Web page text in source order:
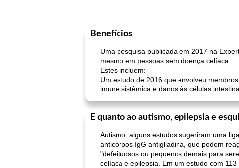
Benefícios
Uma pesquisa publicada em 2017 na
mesmo em pessoas sem doença celíaca.
Estes incluem:
Um estudo de 2016 que envolveu
imune sistêmica e danos às células
E quanto ao autismo, epilepsia e
Autismo: alguns estudos sugeriram uma
anticorpos IgG antigliadina, que podem
"defeituosos ou pequenos demais para
celíaca e epilepsia. Em um estudo com